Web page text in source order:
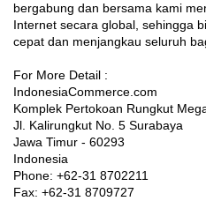
bergabung dan bersama kami
Internet secara global, sehingga
cepat dan menjangkau seluruh
For More Detail :
IndonesiaCommerce.com
Komplek Pertokoan Rungkut
Jl. Kalirungkut No. 5 Surabaya
Jawa Timur - 60293
Indonesia
Phone: +62-31 8702211
Fax: +62-31 8709727